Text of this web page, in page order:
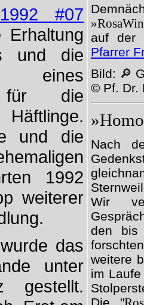
#07
und die
eines
für die
und die
1992
weiterer
das
unter
gestellt.
auf der
Pfarrer
Bild: 🔎
© Pf. Dr.
Nach
Wir
den bis
weitere
im